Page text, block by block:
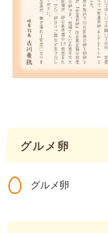
グルメ卵
グルメ卵